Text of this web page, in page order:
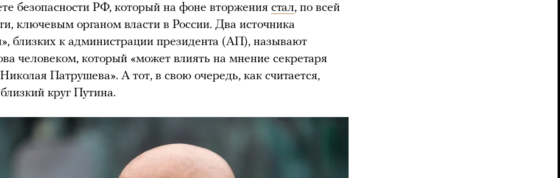
безопасности РФ, который на фоне вторжения стал, по всей
ключевым органом власти в России. Два источника
близких к администрации президента (АП), называют
человеком, который «может влиять на мнение секретаря
Патрушева». А тот, в свою очередь, как считается,
круг Путина.